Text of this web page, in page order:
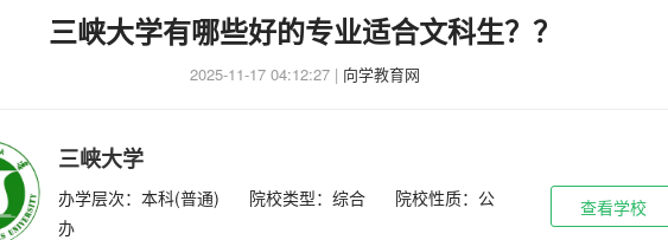
三峡大学有哪些好的专业适合文科生？？
2025-11-17 04:12:27 | 向学教育网
三峡大学
办学层次：本科(普通) 院校类型：综合
院校性质：公
办
查看学校